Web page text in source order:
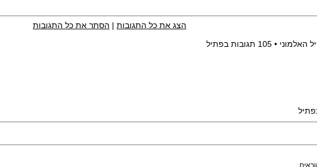
הצג את כל התגובות | הסתר את כל התגובות
האלמוני • 105 תגובות בפתיל